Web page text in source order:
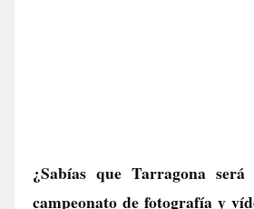
¿Sabías que Tarragona
campeonato de fotografía y